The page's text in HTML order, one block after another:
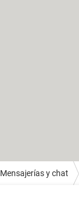
Mensajerías y chat